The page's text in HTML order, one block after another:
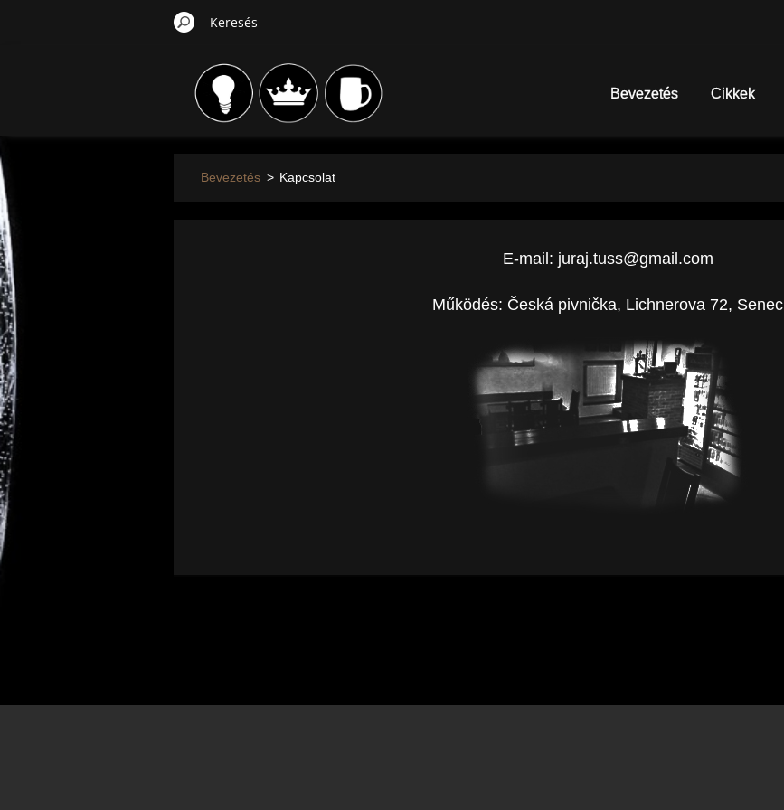
Bevezetés Cikkek
Bevezetés > Kapcsolat
E-mail: juraj.tuss@gmail.com
Működés: Česká pivnička, Lichnerova 72, Senec